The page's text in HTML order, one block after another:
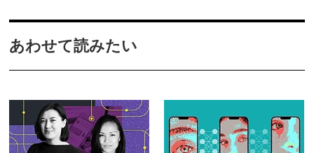
あわせて読みたい